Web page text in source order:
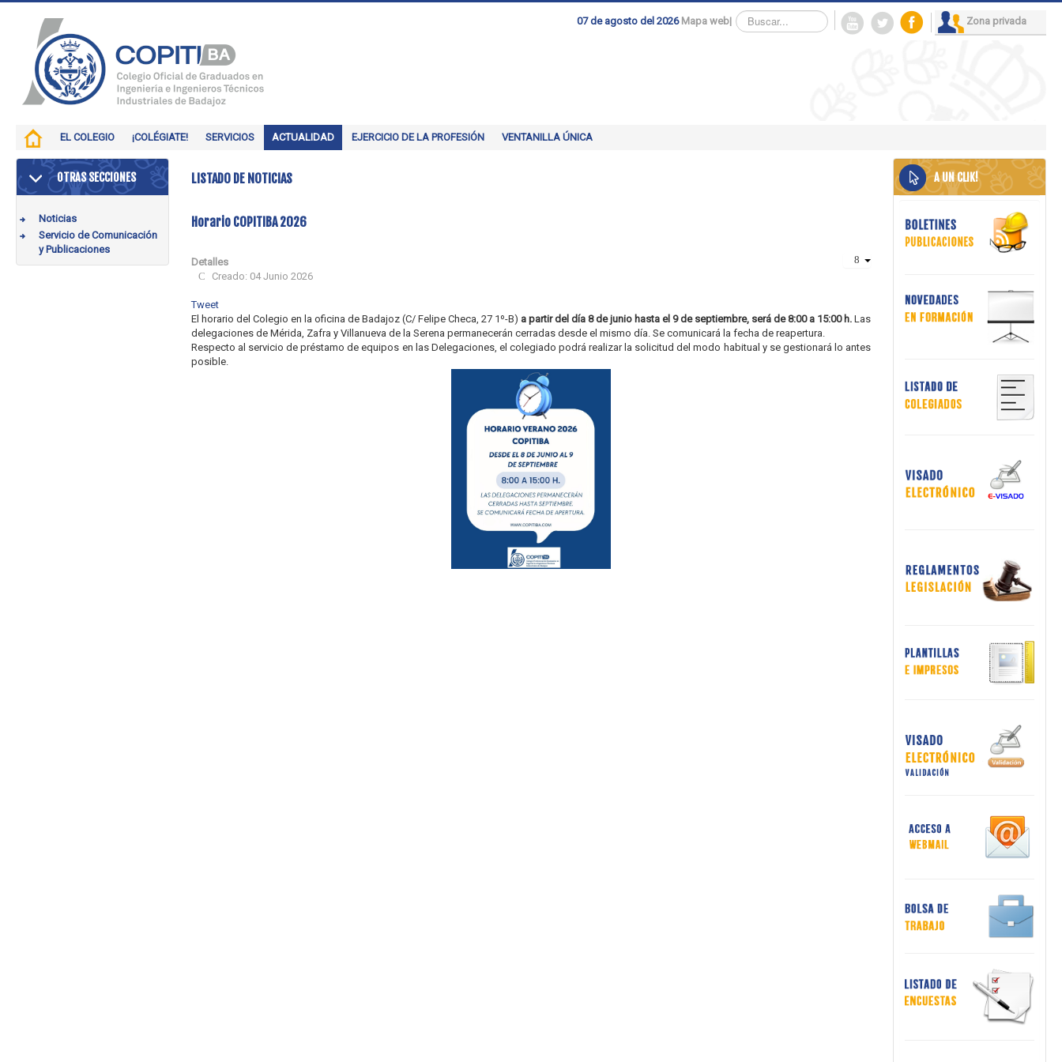
07 de agosto del 2026 Mapa web| Buscar... Zona privada
EL COLEGIO ¡COLÉGIATE! SERVICIOS ACTUALIDAD EJERCICIO DE LA PROFESIÓN VENTANILLA ÚNICA
OTRAS SECCIONES
Noticias
Servicio de Comunicación
y Publicaciones
LISTADO DE NOTICIAS
Horario COPITIBA 2026
Detalles
Creado: 04 Junio 2026
Tweet
El horario del Colegio en la oficina de Badajoz (C/ Felipe Checa, 27 1º-B) a partir del día 8 de junio hasta el 9 de septiembre, será de 8:00 a 15:00 h.Las
delegaciones de Mérida, Zafra y Villanueva de la Serena permanecerán cerradas desde el mismo día. Se comunicará la fecha de reapertura.
Respecto al servicio de préstamo de equipos en las Delegaciones, el colegiado podrá realizar la solicitud del modo habitual y se gestionará lo antes
posible.
A UN CLIK!